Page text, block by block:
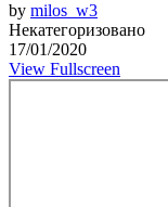
by milos_w3
Некатегоризовано
17/01/2020
View Fullscreen